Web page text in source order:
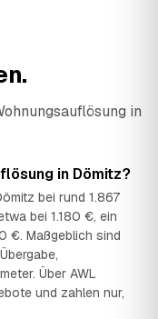
in
in Dömitz?
bei rund 1.867
bei 1.180 €, ein
€. Maßgeblich sind
Über AWL
und zahlen nur,